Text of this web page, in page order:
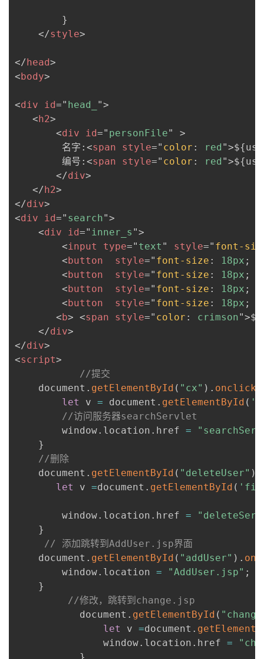
}
</style>
</head>
<body>
<div id=" head_ ">
<h2>
<div id=" personFile"
>
        名字:
<span style=" color : red ">
        编号:
<span style=" color : red ">
</div>
</h2>
</div>
<div id=" search">
<div id=" inner_s ">
<input type=" text " style=" font-
<button style=" font-size : 18px ;
<button style=" font-size : 18px ;
<button style=" font-size : 18px ;
<button style=" font-size : 18px ;
<b> <span style=" color : crimson">
</div>
</div>
<script>
//提交
    document
. getElementById ( "cx" ) . onclick
let
v = document . getElementById (
//访问服务器searchServlet
        window
. location . href =
}
//删除
    document
. getElementById ( "deleteUser" )
let
v =document . getElementById (
        window
. location . href =
}
// 添加跳转到AddUser.jsp界面
    document
. getElementById ( "addUser" ) .
        window
. location = "AddUser.jsp" ;
}
//修改，跳转到change.jsp
           document
. getElementById (
let
v =document .
               window
. location . href =